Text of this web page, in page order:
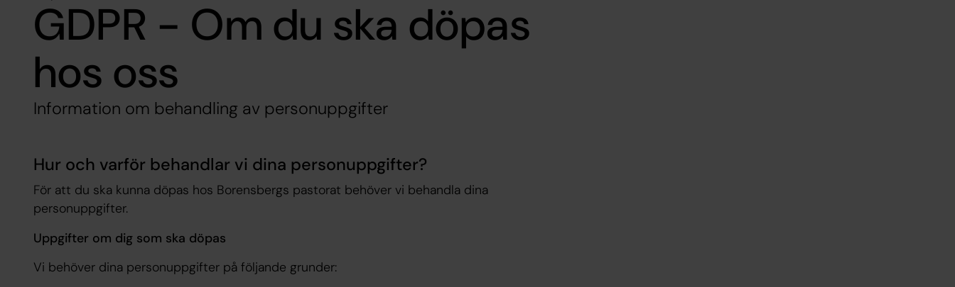
GDPR - Om du ska döpas
hos oss
Information om behandling av personuppgifter
Hur och varför behandlar vi dina personuppgifter?
För att du ska kunna döpas hos Borensbergs pastorat behöver vi behandla dina
personuppgifter.
Uppgifter om dig som ska döpas
Vi behöver dina personuppgifter på följande grunder: